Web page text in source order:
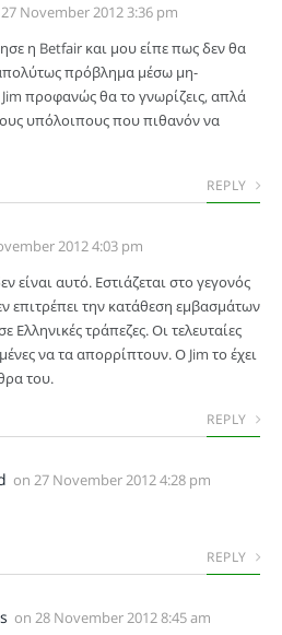
27 November 2012 3:36 pm
η Betfair και μου είπε πως δεν θα
πρόβλημα μέσω μη-
Jim προφανώς θα το γνωρίζεις, απλά
υπόλοιπους που πιθανόν να
REPLY
2012 4:03 pm
είναι αυτό. Εστιάζεται στο γεγονός
επιτρέπει την κατάθεση εμβασμάτων
Ελληνικές τράπεζες. Οι τελευταίες
να τα απορρίπτουν. Ο Jim το έχει
του.
REPLY
on 27 November 2012 4:28 pm
REPLY
on 28 November 2012 8:45 am